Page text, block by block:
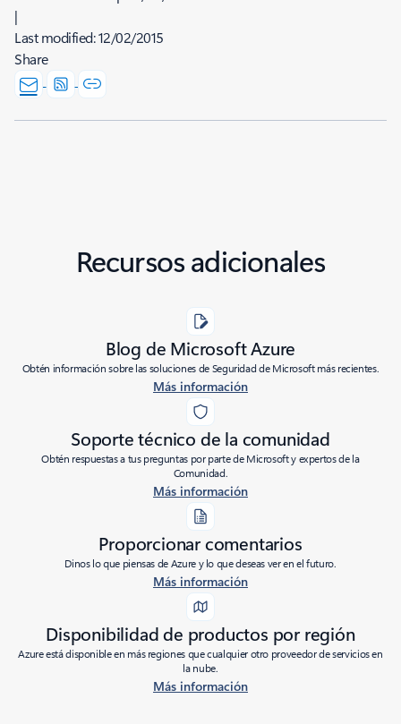
|
Last modified:12/02/2015
Share
Recursos adicionales
Blog de Microsoft Azure
Obtén información sobre las soluciones de Seguridad de Microsoft más recientes.
Más información
Soporte técnico de la comunidad
Obtén respuestas a tus preguntas por parte de Microsoft y expertos de la
Comunidad.
Más información
Proporcionar comentarios
Dinos lo que piensas de Azure y lo que deseas ver en el futuro.
Más información
Disponibilidad de productos por región
Azure está disponible en más regiones que cualquier otro proveedor de servicios en
la nube.
Más información